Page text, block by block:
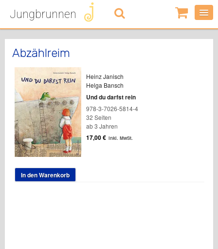
Jungbrunnen
0
Artikel
-
Abzählreim
Heinz Janisch
Helga Bansch
Und du darfst rein
978-3-7026-5814-4
32 Seiten
ab 3 Jahren
17,00€ inkl. MwSt.
In den Warenkorb